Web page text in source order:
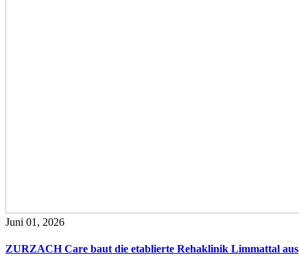
Juni 01, 2026
ZURZACH Care baut die etablierte Rehaklinik Limmattal aus